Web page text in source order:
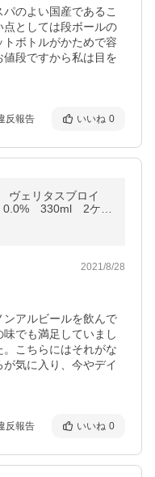
のよい国産であるこ
点としては段ボールの
ボトルがかためで容
段ですから私は目を
反報告 いいね 0
ヴェリタスブロイ
0.0% 330ml 2ケー
2021/8/28
ンアルビールを飲んで
でも満足していまし
こちらにはそれがな
気に入り、今やデイ
反報告 いいね 0